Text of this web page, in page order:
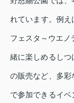
れています。例
フェスタ～ウエノ
緒に楽しめるし
の販売など、多彩
で参加できるイ